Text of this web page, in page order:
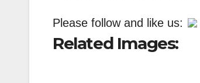
Please follow and like us:
Related Images: